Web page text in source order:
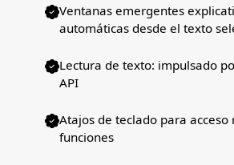
Ventanas emergentes
automáticas desde el texto
Lectura de texto: impulsado
API
Atajos de teclado para acceso
funciones